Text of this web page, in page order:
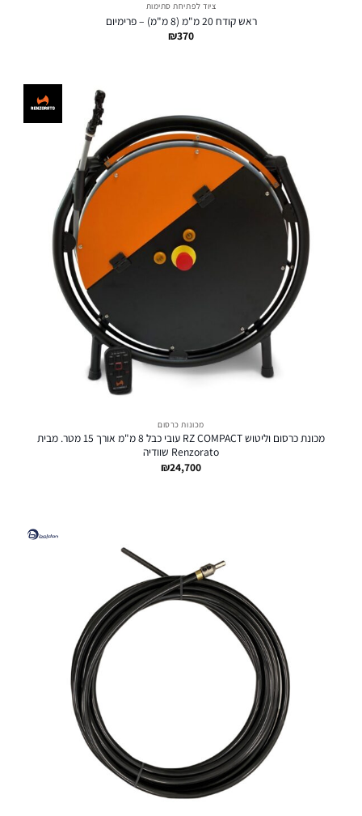
ציוד לפתיחת סתימות
ראש קודח 20 מ"מ (8 מ"מ) – פרימיום
₪370
מכונות כרסום
מכונת כרסום וליטוש RZ COMPACT עובי כבל 8 מ"מ אורך 15 מטר. מבית
Renzorato שוודיה
₪24,700